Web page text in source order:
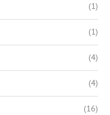
(1)
(1)
(4)
(4)
(16)